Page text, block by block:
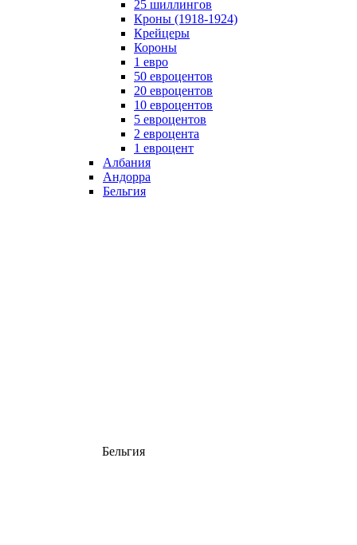
25 шиллингов
Кроны (1918-1924)
Крейцеры
Короны
1 евро
50 евроцентов
20 евроцентов
10 евроцентов
5 евроцентов
2 евроцента
1 евроцент
Албания
Андорра
Бельгия
Бельгия